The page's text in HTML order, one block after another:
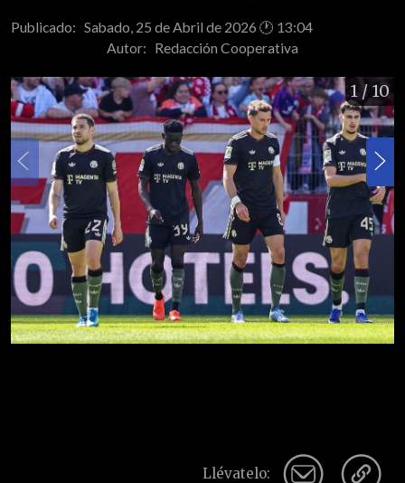
Publicado: Sabado, 25 de Abril de 2026 🕐 13:04
Autor: Redacción Cooperativa
1/ 10
Llévatelo: